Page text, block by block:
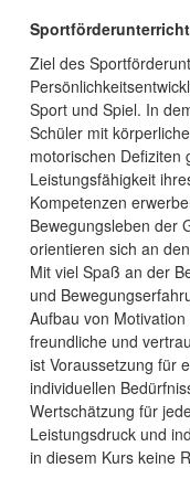
Ziel des
Sport und Spiel. In
Schüler mit
motorischen Defiziten
Leistungsfähigkeit
Kompetenzen
Bewegungsleben der
orientieren sich an
Mit viel Spaß an der
und
Aufbau von
freundliche und
ist Voraussetzung für
individuellen
Wertschätzung für
Leistungsdruck und
in diesem Kurs keine